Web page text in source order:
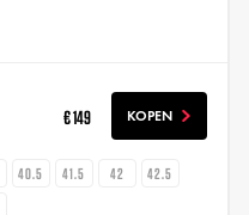
€ 149 KOPEN
40.5 41.5 42
42.5